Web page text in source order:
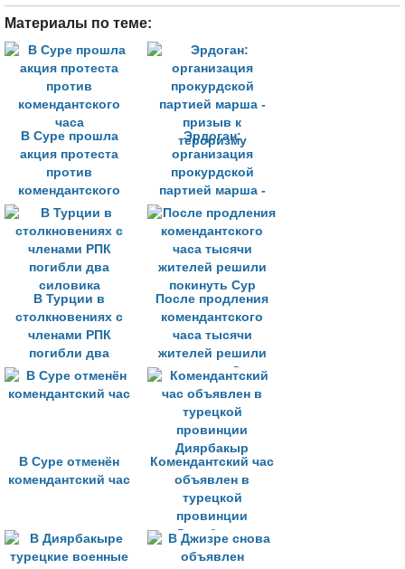
Материалы по теме:
В Суре прошла
акция протеста
против
комендантского
часа
Эрдоган:
организация
прокурдской
партией марша -
призыв к
тероризму
В Турции в
столкновениях с
членами РПК
погибли два
силовика
После продления
комендантского
часа тысячи
жителей решили
покинуть Сур
В Суре отменён
комендантский час
Комендантский час
объявлен в
турецкой
провинции
Диярбакыр